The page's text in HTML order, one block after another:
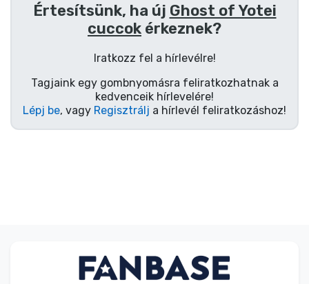
Értesítsünk, ha új Ghost of Yotei
cuccok érkeznek?
Iratkozz fel a hírlevélre!
Tagjaink egy gombnyomásra feliratkozhatnak a
kedvenceik hírlevelére!
Lépj be, vagy Regisztrálj a hírlevél feliratkozáshoz!
Filmes cuccok
Animés cuccok
Terméktípusok